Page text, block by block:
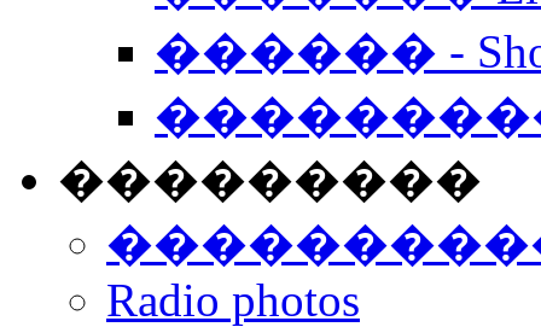
������ -
���������
Radio photos